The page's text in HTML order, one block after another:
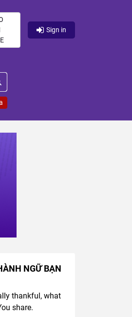
Sign in
NGỮ BẠN
thankful, what
share.